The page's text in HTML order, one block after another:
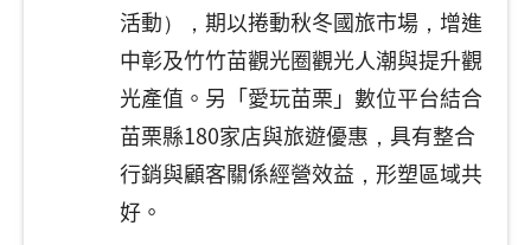
活動），期以捲動秋冬國旅市場，增進
中彰及竹竹苗觀光圈觀光人潮與提升觀
光產值。另「愛玩苗栗」數位平台結合
苗栗縣180家店與旅遊優惠，具有整合
行銷與顧客關係經營效益，形塑區域共
好。